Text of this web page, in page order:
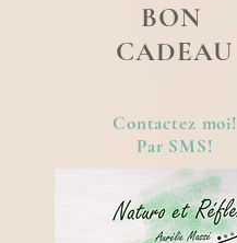
BON
CADEAU
Contactez moi!
Par SMS!